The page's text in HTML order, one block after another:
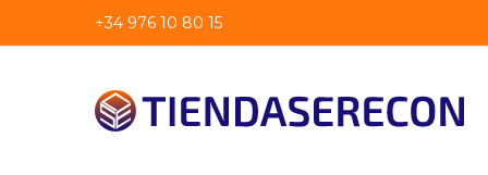
a
navegación
al
contenido
+34 976 10 80 15